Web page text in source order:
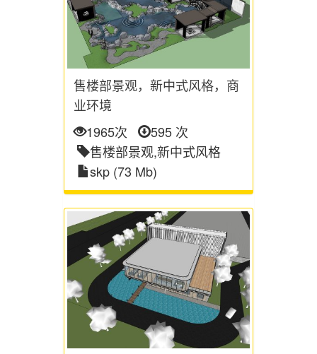
售楼部景观，新中式风格，商
业环境
1965次
595 次
售楼部景观,新中式风格
skp (73 Mb)